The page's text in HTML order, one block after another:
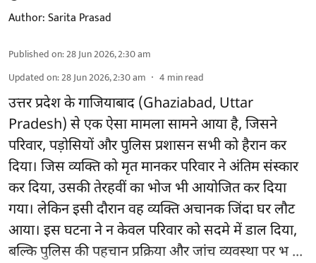
Author:Sarita Prasad
Published on:28 Jun 2026, 2:30 am
Updated on:28 Jun 2026, 2:30 am 4 min read
उत्तर प्रदेश के गाजियाबाद (Ghaziabad, Uttar
Pradesh) से एक ऐसा मामला सामने आया है, जिसने
परिवार, पड़ोसियों और पुलिस प्रशासन सभी को हैरान कर
दिया। जिस व्यक्ति को मृत मानकर परिवार ने अंतिम संस्कार
कर दिया, उसकी तेरहवीं का भोज भी आयोजित कर दिया
गया। लेकिन इसी दौरान वह व्यक्ति अचानक जिंदा घर लौट
आया। इस घटना ने न केवल परिवार को सदमे में डाल दिया,
बल्कि पुलिस की पहचान प्रक्रिया और जांच व्यवस्था पर भ ...